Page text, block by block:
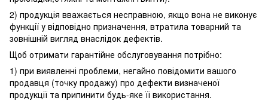
2) продукція вважається несправною, якщо вона не виконує
функції у відповідно призначення, втратила товарний та
зовнішній вигляд внаслідок дефектів.
Щоб отримати гарантійне обслуговування потрібно:
1) при виявленні проблеми, негайно повідомити вашого
продавця (точку продажу) про дефекти визначеної
продукції та припинити будь-яке її використання.